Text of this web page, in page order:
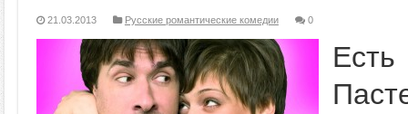
21.03.2013 Русские романтические комедии 0